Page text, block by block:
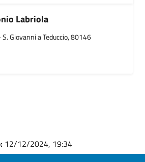
Labriola
Giovanni a Teduccio, 80146
12/12/2024, 19:34